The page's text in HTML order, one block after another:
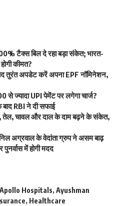
टैक्स बिल दे रहा बड़ा संकेत; भारत-
कीमत?
तुरंत अपडेट करें अपना EPF नॉमिनेशन,
ज्यादा UPI पेमेंट पर लगेगा चार्ज?
RBI ने दी सफाई
तेल, चावल और दाल के दाम बढ़ने के संकेत,
अग्रवाल के वेदांता ग्रुप ने असम बाढ़
पुनर्वास में होगी मदद
Apollo Hospitals, Ayushman
, Healthcare